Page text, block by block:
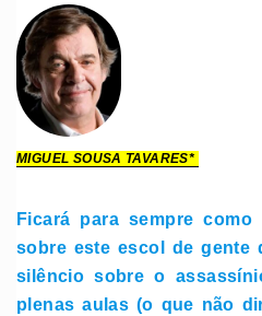
MIGUEL SOUSA TAVARES*
Ficará para sempre
sobre este escol de gente
silêncio sobre o
plenas aulas (o que não